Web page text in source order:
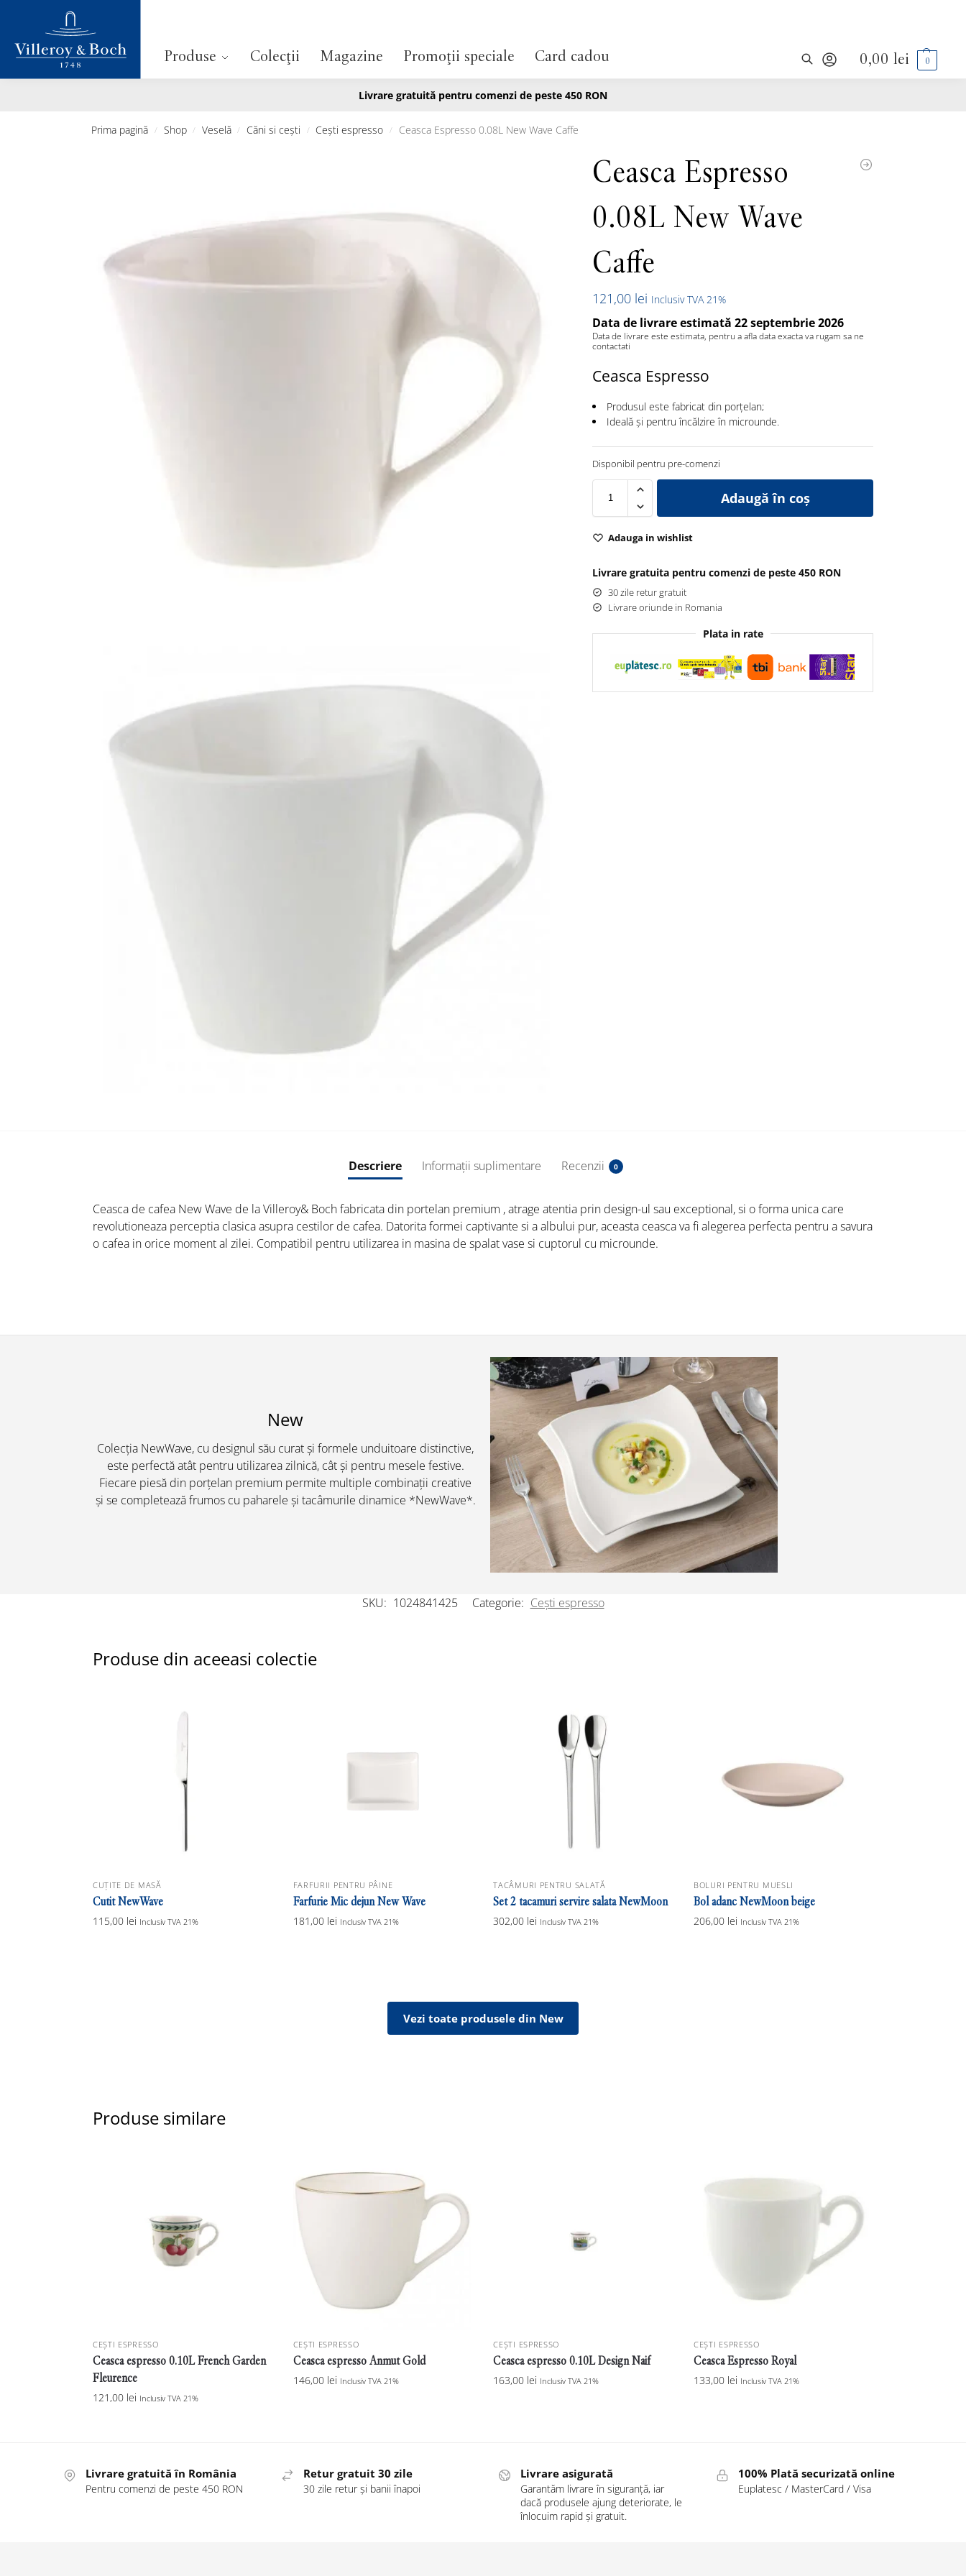
Produse Colecții Magazine Promoții speciale Card cadou
Cautare
0,00 lei 0
Livrare gratuită pentru comenzi de peste 450 RON
Prima pagină / Shop / Veselă / Căni si cești / Cești espresso / Ceasca Espresso 0.08L New Wave Caffe
Ceasca Espresso
0.08L New Wave
Caffe
121,00 lei Inclusiv TVA 21%
Data de livrare estimată 22 septembrie 2026
Data de livrare este estimata, pentru a afla data exacta va rugam sa ne
contactati
Ceasca Espresso
Produsul este fabricat din porțelan;
Ideală și pentru încălzire în microunde.
Disponibil pentru pre-comenzi
Adaugă în coș
Adauga in wishlist
Livrare gratuita pentru comenzi de peste 450 RON
30 zile retur gratuit
Livrare oriunde in Romania
Plata in rate
Descriere Informații suplimentare Recenzii 0
Ceasca de cafea New Wave de la Villeroy& Boch fabricata din portelan premium , atrage atentia prin design-ul sau exceptional, si o forma unica care
revolutioneaza perceptia clasica asupra cestilor de cafea. Datorita formei captivante si a albului pur, aceasta ceasca va fi alegerea perfecta pentru a savura
o cafea in orice moment al zilei. Compatibil pentru utilizarea in masina de spalat vase si cuptorul cu microunde.
New
Colecția NewWave, cu designul său curat și formele unduitoare distinctive,
este perfectă atât pentru utilizarea zilnică, cât și pentru mesele festive.
Fiecare piesă din porțelan premium permite multiple combinații creative
și se completează frumos cu paharele și tacâmurile dinamice *NewWave*.
SKU: 1024841425 Categorie: Cești espresso
Produse din aceeasi colectie
CUȚITE DE MASĂ
Cutit NewWave
115,00 lei Inclusiv TVA 21%
FARFURII PENTRU PÂINE
Farfurie Mic dejun New Wave
181,00 lei Inclusiv TVA 21%
TACÂMURI PENTRU SALATĂ
Set 2 tacamuri servire salata NewMoon
302,00 lei Inclusiv TVA 21%
BOLURI PENTRU MUESLI
Bol adanc NewMoon beige
206,00 lei Inclusiv TVA 21%
Vezi toate produsele din New
Produse similare
CEȘTI ESPRESSO
Ceasca espresso 0.10L French Garden
Fleurence
121,00 lei Inclusiv TVA 21%
CEȘTI ESPRESSO
Ceasca espresso Anmut Gold
146,00 lei Inclusiv TVA 21%
CEȘTI ESPRESSO
Ceasca espresso 0.10L Design Naif
163,00 lei Inclusiv TVA 21%
CEȘTI ESPRESSO
Ceasca Espresso Royal
133,00 lei Inclusiv TVA 21%
Livrare gratuită în România
Pentru comenzi de peste 450 RON
Retur gratuit 30 zile
30 zile retur și banii înapoi
Livrare asigurată
Garantăm livrare în siguranță, iar
dacă produsele ajung deteriorate, le
înlocuim rapid și gratuit.
100% Plată securizată online
Euplatesc / MasterCard / Visa